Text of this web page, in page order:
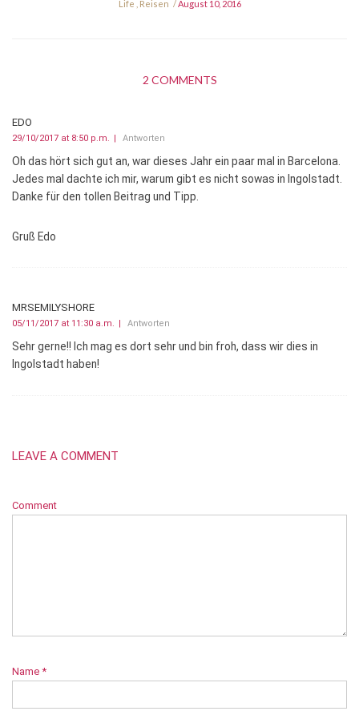
Life Reisen August 10, 2016
2 COMMENTS
EDO
29/10/2017 at 8:50 p.m. Antworten
Oh das hört sich gut an, war dieses Jahr ein paar mal in Barcelona.
Jedes mal dachte ich mir, warum gibt es nicht sowas in Ingolstadt.
Danke für den tollen Beitrag und Tipp.
Gruß Edo
MRSEMILYSHORE
05/11/2017 at 11:30 a.m. Antworten
Sehr gerne!! Ich mag es dort sehr und bin froh, dass wir dies in
Ingolstadt haben!
LEAVE A COMMENT
Comment
Name *